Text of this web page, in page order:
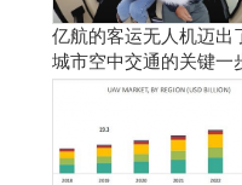
亿航的客运无人机迈出
城市空中交通的关键一